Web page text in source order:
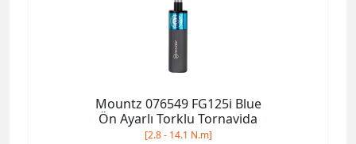
Mountz 076549 FG125i Blue
Ön Ayarlı Torklu Tornavida
[2.8 - 14.1 N.m]